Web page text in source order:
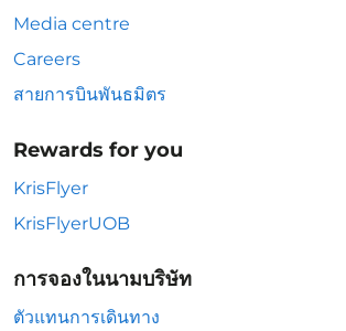
Media centre
Careers
สายการบินพันธมิตร
Rewards for you
KrisFlyer
KrisFlyerUOB
การจองในนามบริษัท
ตัวแทนการเดินทาง